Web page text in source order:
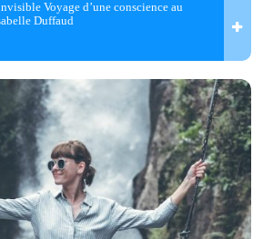
Voyage d’une conscience au
Duffaud